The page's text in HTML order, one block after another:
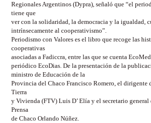
Regionales Argentinos (Dypra), señaló que “el
tiene que
ver con la solidaridad, la democracia y la igualdad,
intrínsecamente al cooperativismo”.
Periodismo con Valores es el libro que recoge las
cooperativas
asociadas a Fadiccra, entre las que se cuenta
periódico EcoDias. De la presentación de la
ministro de Educación de la
Provincia del Chaco Francisco Romero, el dirigente
Tierra
y Vivienda (FTV) Luis D’ Elía y el secretario
Prensa
de Chaco Orlando Núñez.